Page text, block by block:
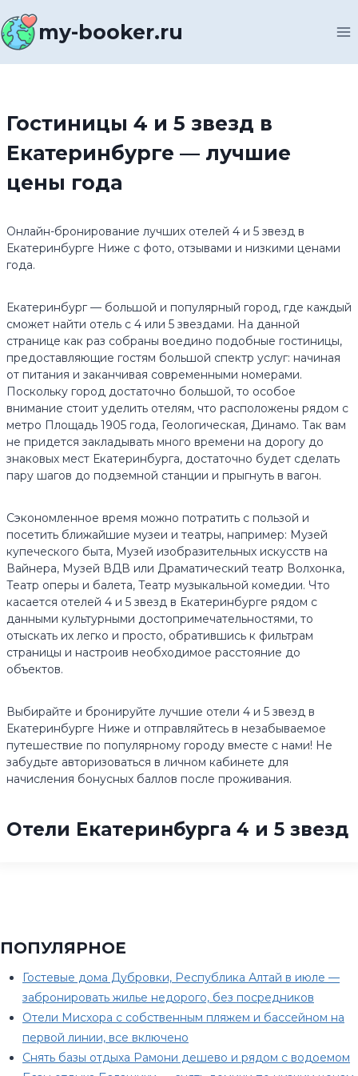
к
содержимомуmy-booker.ru
Гостиницы 4 и 5 звезд в
Екатеринбурге — лучшие
цены года
Онлайн-бронирование лучших отелей 4 и 5 звезд в
Екатеринбурге Ниже с фото, отзывами и низкими ценами
года.
Екатеринбург — большой и популярный город, где каждый
сможет найти отель с 4 или 5 звездами. На данной
странице как раз собраны воедино подобные гостиницы,
предоставляющие гостям большой спектр услуг: начиная
от питания и заканчивая современными номерами.
Поскольку город достаточно большой, то особое
внимание стоит уделить отелям, что расположены рядом с
метро Площадь 1905 года, Геологическая, Динамо. Так вам
не придется закладывать много времени на дорогу до
знаковых мест Екатеринбурга, достаточно будет сделать
пару шагов до подземной станции и прыгнуть в вагон.
Сэкономленное время можно потратить с пользой и
посетить ближайшие музеи и театры, например: Музей
купеческого быта, Музей изобразительных искусств на
Вайнера, Музей ВДВ или Драматический театр Волхонка,
Театр оперы и балета, Театр музыкальной комедии. Что
касается отелей 4 и 5 звезд в Екатеринбурге рядом с
данными культурными достопримечательностями, то
отыскать их легко и просто, обратившись к фильтрам
страницы и настроив необходимое расстояние до
объектов.
Выбирайте и бронируйте лучшие отели 4 и 5 звезд в
Екатеринбурге Ниже и отправляйтесь в незабываемое
путешествие по популярному городу вместе с нами! Не
забудьте авторизоваться в личном кабинете для
начисления бонусных баллов после проживания.
Отели Екатеринбурга 4 и 5 звезд
ПОПУЛЯРНОЕ
Гостевые дома Дубровки, Республика Алтай в июле —
забронировать жилье недорого, без посредников
Отели Мисхора с собственным пляжем и бассейном на
первой линии, все включено
Снять базы отдыха Рамони дешево и рядом с водоемом